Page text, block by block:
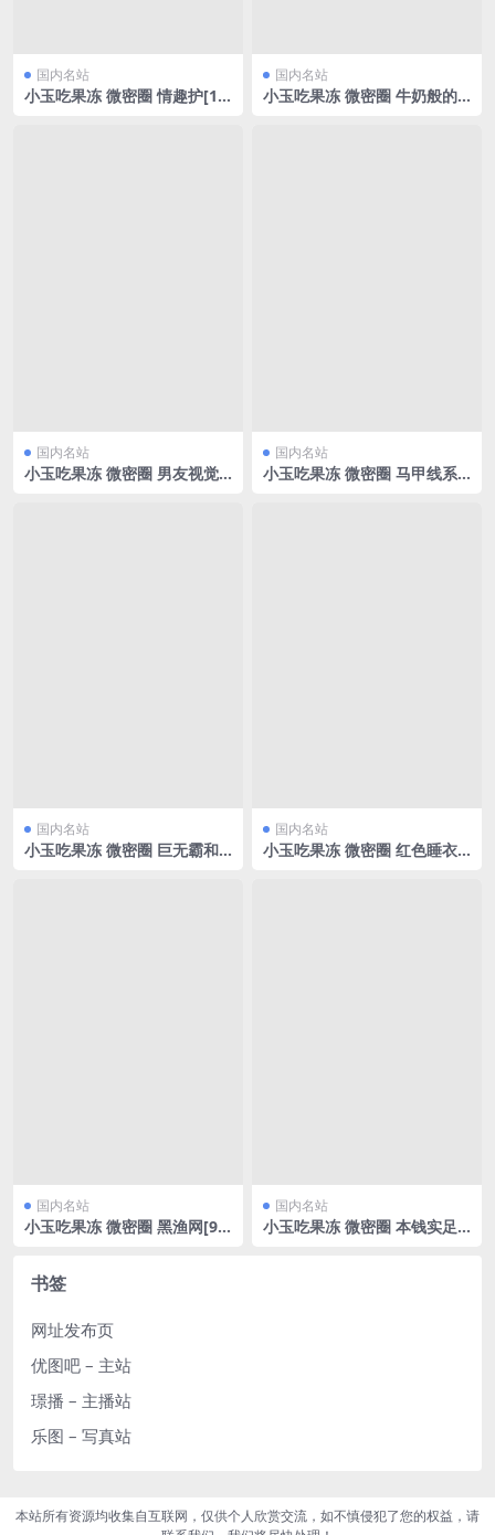
国内名站
小玉吃果冻 微密圈 情趣护[19
国内名站
小玉吃果冻 微密圈 牛奶般的
国内名站
小玉吃果冻 微密圈 男友视觉
国内名站
小玉吃果冻 微密圈 马甲线系
国内名站
小玉吃果冻 微密圈 巨无霸和
国内名站
小玉吃果冻 微密圈 红色睡衣
国内名站
小玉吃果冻 微密圈 黑渔网[9
国内名站
小玉吃果冻 微密圈 本钱实足
书签
网址发布页
优图吧 – 主站
璟播 – 主播站
乐图 – 写真站
本站所有资源均收集自互联网，仅供个人欣赏交流，如不慎侵犯了您的权益，请